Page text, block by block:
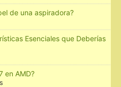
de una aspiradora?
Esenciales que Deberías
en AMD?